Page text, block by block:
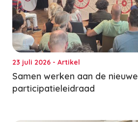
23 juli 2026 - Artikel
Samen werken aan de nieuwe
participatieleidraad